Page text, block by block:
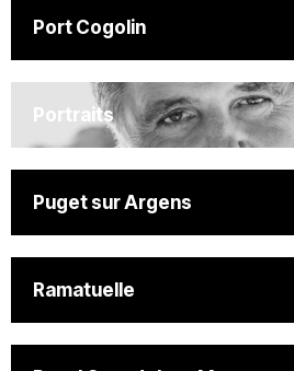
Port Cogolin
Portraits
Puget sur Argens
Ramatuelle